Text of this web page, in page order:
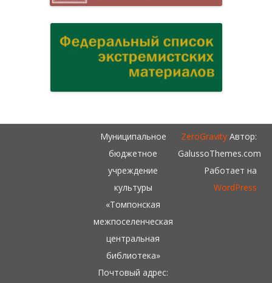
Муниципальное
бюджетное
учреждение
культуры
«Томпонская
межпоселенческая
центральная
библиотека»
Почтовый адрес:
ZeroGravityАвтор:
GalussoThemes.com
Работает на
WordPress